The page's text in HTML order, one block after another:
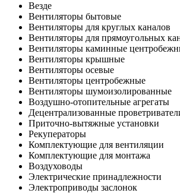
Везде
Вентиляторы бытовые
Вентиляторы для круглых каналов
Вентиляторы для прямоугольных
Вентиляторы каминные
Вентиляторы крышные
Вентиляторы осевые
Вентиляторы центробежные
Вентиляторы шумоизолированные
Воздушно-отопительные агрегаты
Децентрализованные
Приточно-вытяжные установки
Рекуператоры
Комплектующие для вентиляции
Комплектующие для монтажа
Воздуховоды
Электрические принадлежности
Электроприводы заслонок